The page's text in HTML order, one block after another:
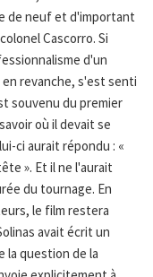
de neuf et d'important
Cascorro. Si
d'un
revanche, s'est senti
souvenu du premier
où il devait se
ci aurait répondu : «
». Et il ne l'aurait
du tournage. En
le film restera
avait écrit un
la question de la